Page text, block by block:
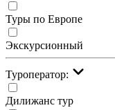
Туры по Европе
Экскурсионный
Туроператор:
Дилижанс тур